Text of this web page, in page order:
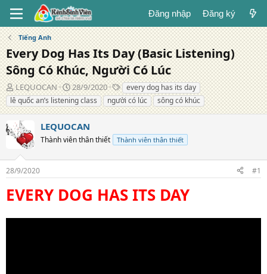
Đăng nhập Đăng ký
Tiếng Anh
Every Dog Has Its Day (Basic Listening)
Sông Có Khúc, Người Có Lúc
T
á
c
i
ả
LEQUOCAN
N
g
à
đ
ă
g
28/9/2020
T
ừ
k
a
every dog has its day
lê quốc an’s listening class
người có lúc sông có khúc
LEQUOCAN
Thành viên thân thiết Thành viên thân thiết
28/9/2020 #1
EVERY DOG HAS ITS DAY